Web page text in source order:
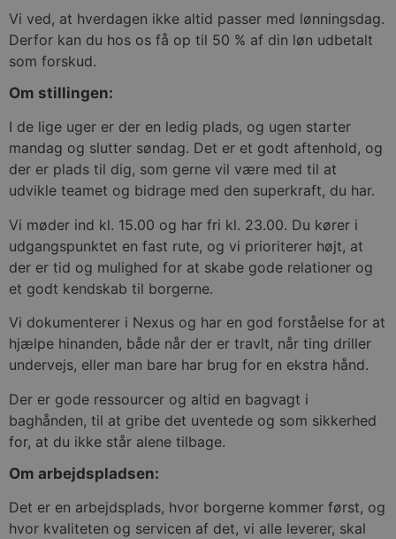
Vi ved, at hverdagen ikke altid passer med lønningsdag.
Derfor kan du hos os få op til 50 % af din løn udbetalt
som forskud.
Om stillingen:
I de lige uger er der en ledig plads, og ugen starter
mandag og slutter søndag. Det er et godt aftenhold, og
der er plads til dig, som gerne vil være med til at
udvikle teamet og bidrage med den superkraft, du har.
Vi møder ind kl. 15.00 og har fri kl. 23.00. Du kører i
udgangspunktet en fast rute, og vi prioriterer højt, at
der er tid og mulighed for at skabe gode relationer og
et godt kendskab til borgerne.
Vi dokumenterer i Nexus og har en god forståelse for at
hjælpe hinanden, både når der er travlt, når ting driller
undervejs, eller man bare har brug for en ekstra hånd.
Der er gode ressourcer og altid en bagvagt i
baghånden, til at gribe det uventede og som sikkerhed
for, at du ikke står alene tilbage.
Om arbejdspladsen:
Det er en arbejdsplads, hvor borgerne kommer først, og
hvor kvaliteten og servicen af det, vi alle leverer, skal